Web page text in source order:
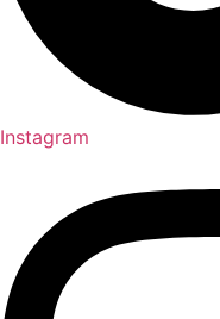
Instagram